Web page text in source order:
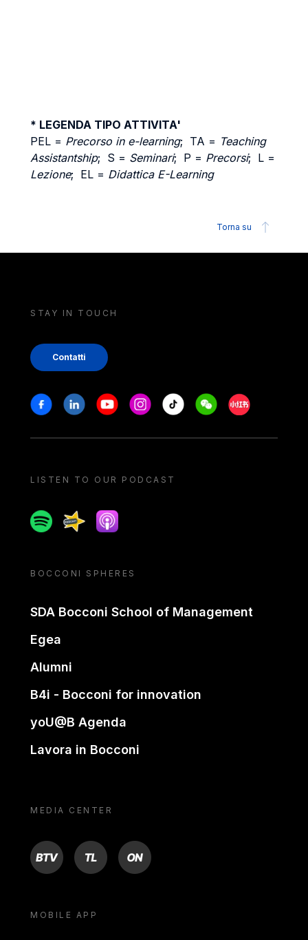
* LEGENDA TIPO ATTIVITA'
PEL = Precorso in e-learning; TA = Teaching
Assistantship; S = Seminari; P = Precorsi; L =
Lezione; EL = Didattica E-Learning
Torna su
STAY IN TOUCH
Contatti
Stay in touch
FacebookLinkedinYoutubeInstagram
Tiktok WeechatXiaohongshu/
LISTEN TO OUR PODCAST
SpotifySpreakerApple podcast
BOCCONI SPHERES
SDA Bocconi School of Management
Egea
Alumni
B4i - Bocconi for innovation
yoU@B Agenda
Lavora in Bocconi
MEDIA CENTER
BTV TL ON
MOBILE APP